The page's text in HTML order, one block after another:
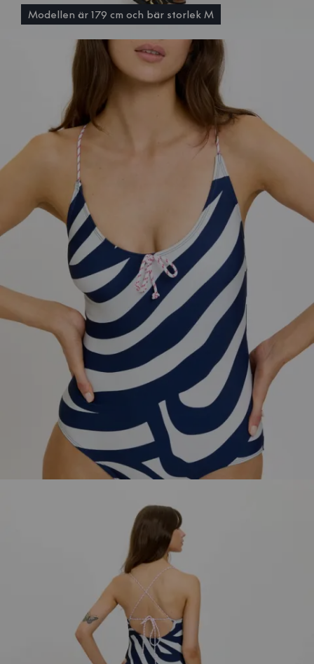
Modellen är 179 cm och bär storlek M